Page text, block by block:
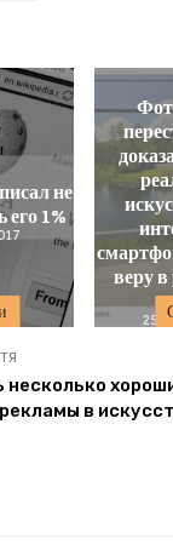
не
1%
веру в
25
несколько
в